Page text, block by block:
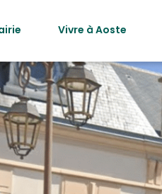
Vivre à Aoste